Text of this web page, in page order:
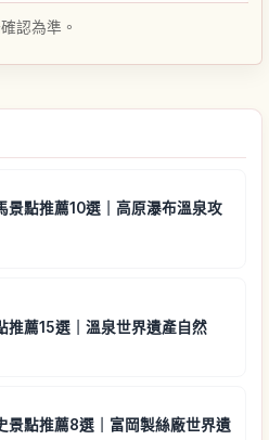
認為準。
景點推薦10選｜高原瀑布溫泉攻
推薦15選｜溫泉世界遺產自然
景點推薦8選｜富岡製絲廠世界遺